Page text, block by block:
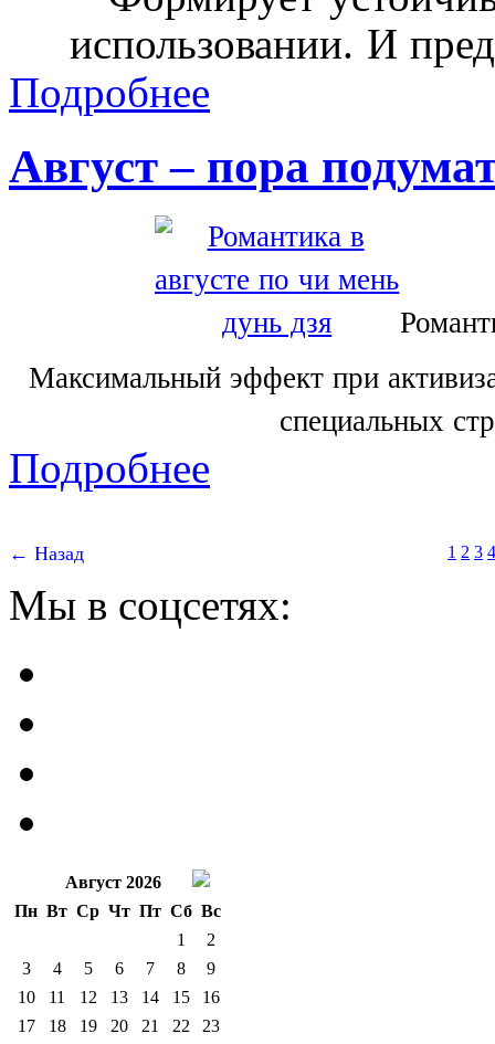
использовании. И
Подробнее
Август – пора
Максимальный эффект при
специальных
Подробнее
← Назад 1 2 3 4
Мы в соцсетях:
Август 2026
Пн Вт Ср Чт Пт Сб Вс
1
2
3
4 5 6 7 8
9
10
11 12 13 14 15
16
17
18 19 20 21 22 23